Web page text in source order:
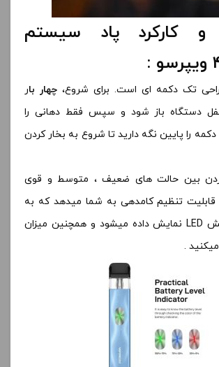
و کارکرد پاد سیستم
چهار بار
دستگاه باز شود و سپس فقط دهانی را
را پایین نگه دارید تا شروع به بخار کردن
بین حالت های ضعیف ، متوسط و قوی
تنظیم کامدهی به شما میدهد که به
روی صفحه نمایش LED نمایش داده میشود و همچنین میزان
.